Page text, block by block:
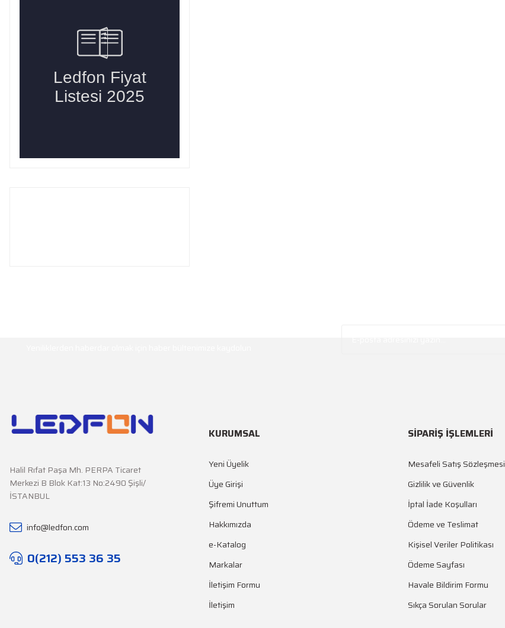
Halil Rıfat Paşa Mh. PERPA Ticaret
Merkezi B Blok Kat:13 No:2490 Şişli/
İSTANBUL
info@ledfon.com
0(212) 553 36 35
KURUMSAL
Yeni Üyelik
Üye Girişi
Şifremi Unuttum
Hakkımızda
e-Katalog
Markalar
İletişim Formu
İletişim
SİPARİŞ İŞLEMLERİ
Mesafeli Satış Sözleşmesi
Gizlilik ve Güvenlik
İptal İade Koşulları
Ödeme ve Teslimat
Kişisel Veriler Politikası
Ödeme Sayfası
Havale Bildirim Formu
Sıkça Sorulan Sorular